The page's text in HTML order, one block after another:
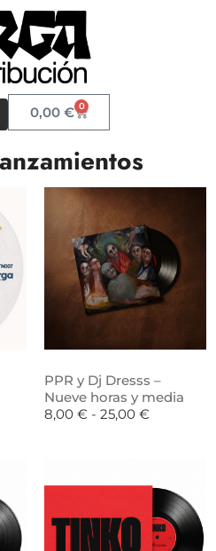
0,00€ 0
PPR y Dj Dresss –
Nueve horas y media
8,00 € - 25,00 €